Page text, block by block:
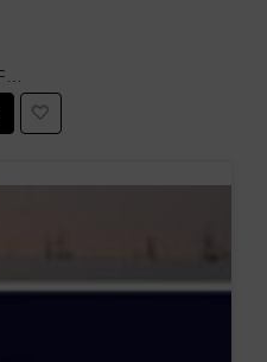
Wien, wie es war und ist Federzeichnungen ist ein unveränderter, hochwertiger Nachdruck der Origi...